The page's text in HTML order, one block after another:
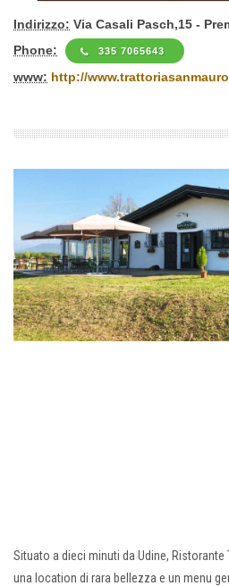
Indirizzo: Via Casali Pasch,15 -
Phone:
335 7065643
www: http://
Situato a dieci minuti da Udine, Ristorante
una location di rara bellezza e un menu